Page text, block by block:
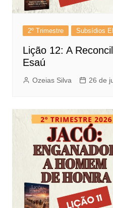
2º Trimestre Subsídios
Lição 12: A
Esaú
Ozeias Silva 26 de